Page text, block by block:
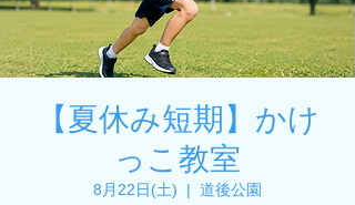
【夏休み短期】かけ
っこ教室
8月22日(土)
  |
道後公園